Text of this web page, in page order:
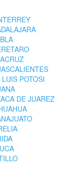
POTOSI
DE JUAREZ